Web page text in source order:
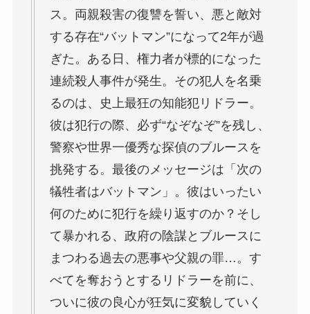
ス。両親殺害の復讐を誓い、悪と敵対
する存在“バットマン”になって2年が過
ぎた。ある日、権力者が標的になった
連続殺人事件が発生。その犯人を名乗
るのは、史上最狂の知能犯リドラー。
彼は犯行の際、必ず“なぞなぞ”を残し、
警察や世界一優秀な探偵のブルースを
挑発する。最後のメッセージは「次の
犠牲者はバットマン」。彼はいったい
何のために犯行を繰り返すのか？そし
て暴かれる、政府の陰謀とブルースに
まつわる過去の悪事や父親の罪…。す
べてを奪おうとするリドラーを前に、
ついに彼の良心が狂気に変貌していく